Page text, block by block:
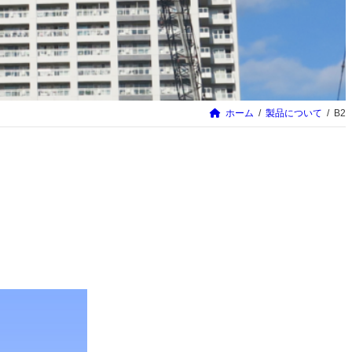
ホーム 製品について B2